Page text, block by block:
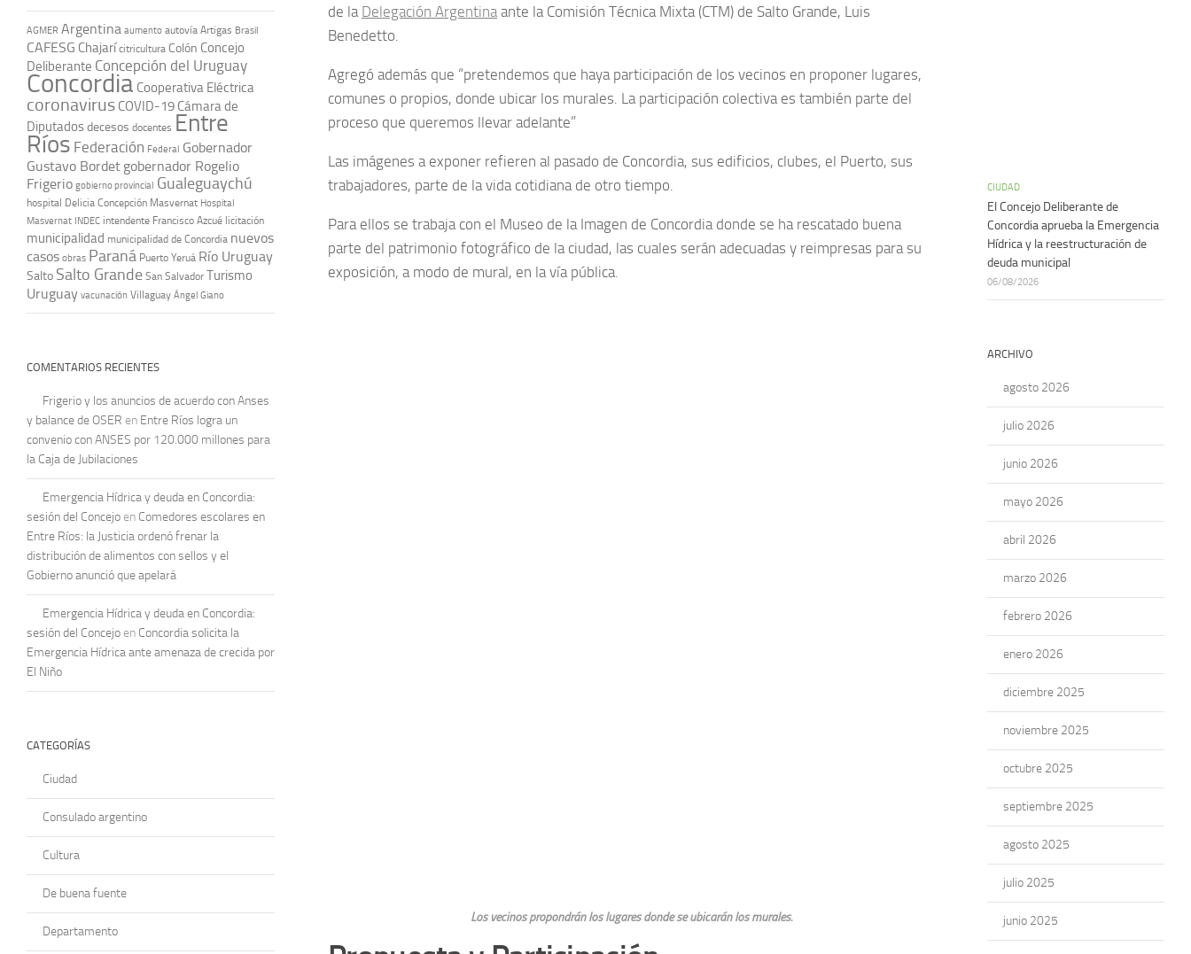
de la Delegación Argentinaante la Comisión Técnica Mixta (CTM) de Salto Grande, Luis
Benedetto.
Agregó además que “pretendemos que haya participación de los vecinos en proponer lugares,
comunes o propios, donde ubicar los murales. La participación colectiva es también parte del
proceso que queremos llevar adelante”
Las imágenes a exponer refieren al pasado de Concordia, sus edificios, clubes, el Puerto, sus
trabajadores, parte de la vida cotidiana de otro tiempo.
Para ellos se trabaja con el Museo de la Imagen de Concordia donde se ha rescatado buena
parte del patrimonio fotográfico de la ciudad, las cuales serán adecuadas y reimpresas para su
exposición, a modo de mural, en la vía pública.
Los vecinos propondrán los lugares donde se ubicarán los murales.
AGMER Argentina aumento autovía Artigas Brasil
CAFESG Chajarí citricultura Colón Concejo
Deliberante Concepción del Uruguay
Concordia Cooperativa Eléctrica
coronavirus COVID-19 Cámara de
Diputadosdecesos docentes Entre
Ríos Federación Federal Gobernador
Gustavo Bordet gobernador Rogelio
Frigerio gobierno provincial Gualeguaychú
hospital Delicia Concepción Masvernat Hospital
Masvernat INDEC intendente Francisco Azcué licitación
municipalidad municipalidad de Concordia nuevos
casos obras Paraná Puerto Yeruá Río Uruguay
Salto Salto Grande San Salvador Turismo
Uruguay vacunación Villaguay Ángel Giano
COMENTARIOS RECIENTES
Frigerio y los anuncios de acuerdo con Anses
y balance de OSER en Entre Ríos logra un
convenio con ANSES por 120.000 millones para
la Caja de Jubilaciones
Emergencia Hídrica y deuda en Concordia:
sesión del Concejo en Comedores escolares en
Entre Ríos: la Justicia ordenó frenar la
distribución de alimentos con sellos y el
Gobierno anunció que apelará
Emergencia Hídrica y deuda en Concordia:
sesión del Concejo en Concordia solicita la
Emergencia Hídrica ante amenaza de crecida por
El Niño
CATEGORÍAS
Ciudad
Consulado argentino
Cultura
De buena fuente
Departamento
CIUDAD
El Concejo Deliberante de
Concordia aprueba la Emergencia
Hídrica y la reestructuración de
deuda municipal
06/08/2026
ARCHIVO
agosto 2026
julio 2026
junio 2026
mayo 2026
abril 2026
marzo 2026
febrero 2026
enero 2026
diciembre 2025
noviembre 2025
octubre 2025
septiembre 2025
agosto 2025
julio 2025
junio 2025